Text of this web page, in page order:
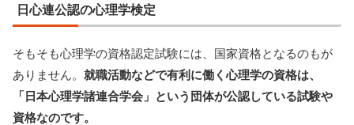
日心連公認の心理学検定
そもそも心理学の資格認定試験には、国家資格となるのもが
ありません。 就職活動などで有利に働く心理学の資格は、
「日本心理学諸連合学会」という団体が公認している試験や
資格なのです。